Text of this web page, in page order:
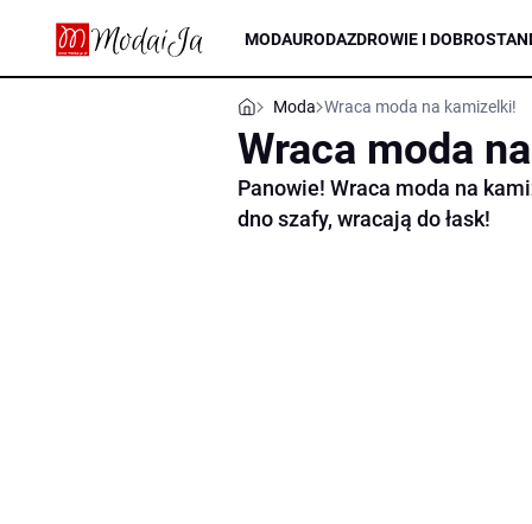
MODAURODAZDROWIE I DOBROSTAN
Moda Wraca moda na kamizelki!
Wraca moda
Panowie! Wraca moda na
dno szafy, wracają do łask!